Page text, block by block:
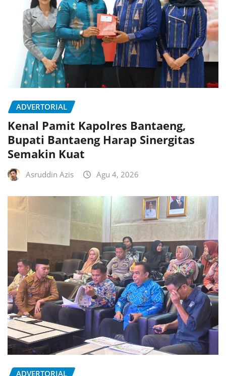
ADVERTORIAL
Kenal Pamit Kapolres Bantaeng,
Bupati Bantaeng Harap Sinergitas
Semakin Kuat
Asruddin Azis Agu 4, 2026
ADVERTORIAL